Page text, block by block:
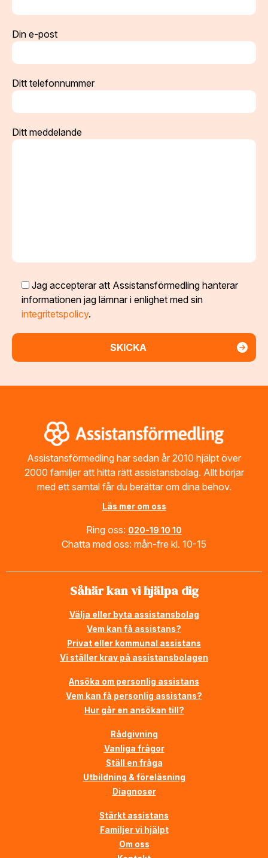
Din e-post
Ditt telefonnummer
Ditt meddelande
Jag accepterar att Assistansförmedling hanterar
informationen jag lämnar i enlighet med sin
integritetspolicy.
Assistansförmedling har sedan år 2010 hjälpt över
2000 familjer att hitta rätt assistansbolag. Allt börjar
med ett samtal får du berättar om dina behov.
Läs mer om oss
Ring oss: 020-19 10 10
Chatta med oss: mån-fre kl. 10-15
Såhär kan vi hjälpa dig
Välja eller byta assistansbolag
Vem kan få assistans?
Privat eller kommunal assistans
Vi ställer krav på assistansbolagen
Ansöka om personlig assistans
Vem kan få personlig assistans?
Hur går en ansökan till?
Rådgivning
Vanliga frågor
Ställ en fråga
Utbildning & föreläsning
Diagnoser
Stärkt assistans
Familjer vi hjälpt
Om oss